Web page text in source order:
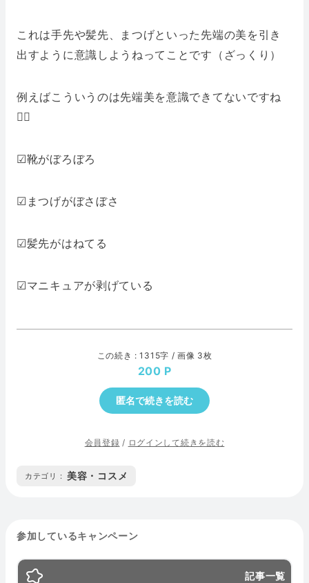
これは手先や髪先、まつげといった先端の美を引き
出すように意識しようねってことです（ざっくり）
例えばこういうのは先端美を意識できてないですね
🙅‍♀️
☑︎靴がぼろぼろ
☑︎まつげがぼさぼさ
☑︎髪先がはねてる
☑︎マニキュアが剥げている
この続き : 1315字 / 画像 3枚
200
匿名で続きを読む
会員登録 / ログインして続きを読む
カテゴリ : 美容・コスメ
参加しているキャンペーン
記事一覧